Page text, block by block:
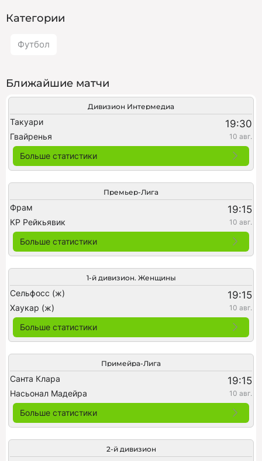
Категории
Футбол
Ближайшие матчи
Дивизион Интермедиа
Такуари 19:30
Гвайренья 10 авг.
Больше статистики
Премьер-Лига
Фрам 19:15
КР Рейкьявик 10 авг.
Больше статистики
1-й дивизион. Женщины
Сельфосс (ж) 19:15
Хаукар (ж) 10 авг.
Больше статистики
Примейра-Лига
Санта Клара 19:15
Насьонал Мадейра 10 авг.
Больше статистики
2-й дивизион